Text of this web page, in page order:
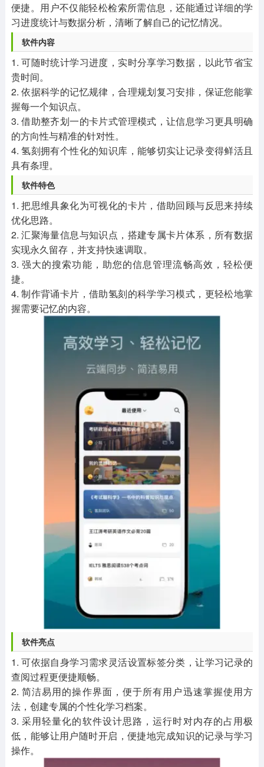
便捷。用户不仅能轻松检索所需信息，还能通过详细的学
习进度统计与数据分析，清晰了解自己的记忆情况。
软件内容
1. 可随时统计学习进度，实时分享学习数据，以此节省宝
贵时间。
2. 依据科学的记忆规律，合理规划复习安排，保证您能掌
握每一个知识点。
3. 借助整齐划一的卡片式管理模式，让信息学习更具明确
的方向性与精准的针对性。
4. 氢刻拥有个性化的知识库，能够切实让记录变得鲜活且
具有条理。
软件特色
1. 把思维具象化为可视化的卡片，借助回顾与反思来持续
优化思路。
2. 汇聚海量信息与知识点，搭建专属卡片体系，所有数据
实现永久留存，并支持快速调取。
3. 强大的搜索功能，助您的信息管理流畅高效，轻松便
捷。
4. 制作背诵卡片，借助氢刻的科学学习模式，更轻松地掌
握需要记忆的内容。
软件亮点
1. 可依据自身学习需求灵活设置标签分类，让学习记录的
查阅过程更便捷顺畅。
2. 简洁易用的操作界面，便于所有用户迅速掌握使用方
法，创建专属的个性化学习档案。
3. 采用轻量化的软件设计思路，运行时对内存的占用极
低，能够让用户随时开启，便捷地完成知识的记录与学习
操作。